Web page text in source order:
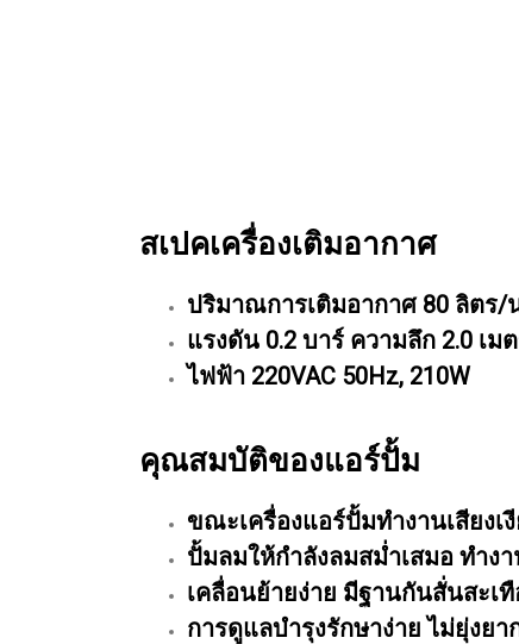
สเปคเครื่องเติมอากาศ
ปริมาณการเติมอากาศ 80 ลิตร/
แรงดัน 0.2 บาร์ ความลึก 2.0 เม
ไฟฟ้า 220VAC 50Hz, 210W
คุณสมบัติของแอร์ปั้ม
ขณะเครื่องแอร์ปั้มทำงานเสียงเ
ปั้มลมให้กำลังลมสม่ำเสมอ ทำง
เคลื่อนย้ายง่าย มีฐานกันสั่นสะเ
การดูแลบำรุงรักษาง่าย ไม่ยุ่งยา